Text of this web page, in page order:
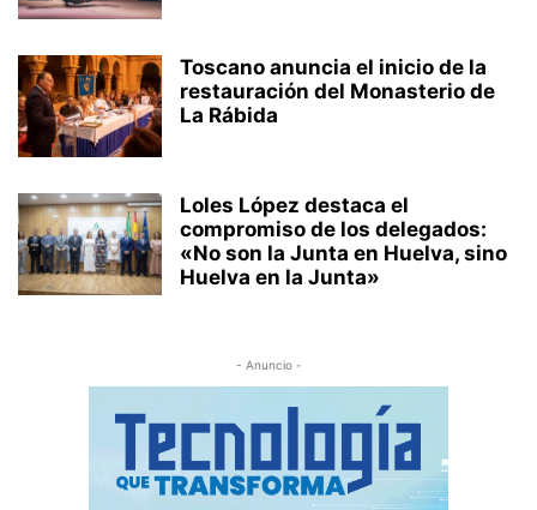
Toscano anuncia el inicio de la
restauración del Monasterio de
La Rábida
Loles López destaca el
compromiso de los delegados:
«No son la Junta en Huelva, sino
Huelva en la Junta»
- Anuncio -